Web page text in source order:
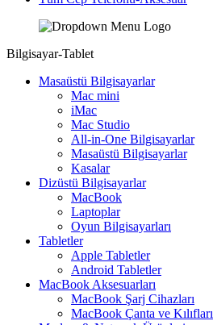
Bilgisayar-Tablet
Masaüstü Bilgisayarlar
Mac mini
iMac
Mac Studio
All-in-One Bilgisayarlar
Masaüstü Bilgisayarlar
Kasalar
Dizüstü Bilgisayarlar
MacBook
Laptoplar
Oyun Bilgisayarları
Tabletler
Apple Tabletler
Android Tabletler
MacBook Aksesuarları
MacBook Şarj Cihazları
MacBook Çanta ve Kılıfları